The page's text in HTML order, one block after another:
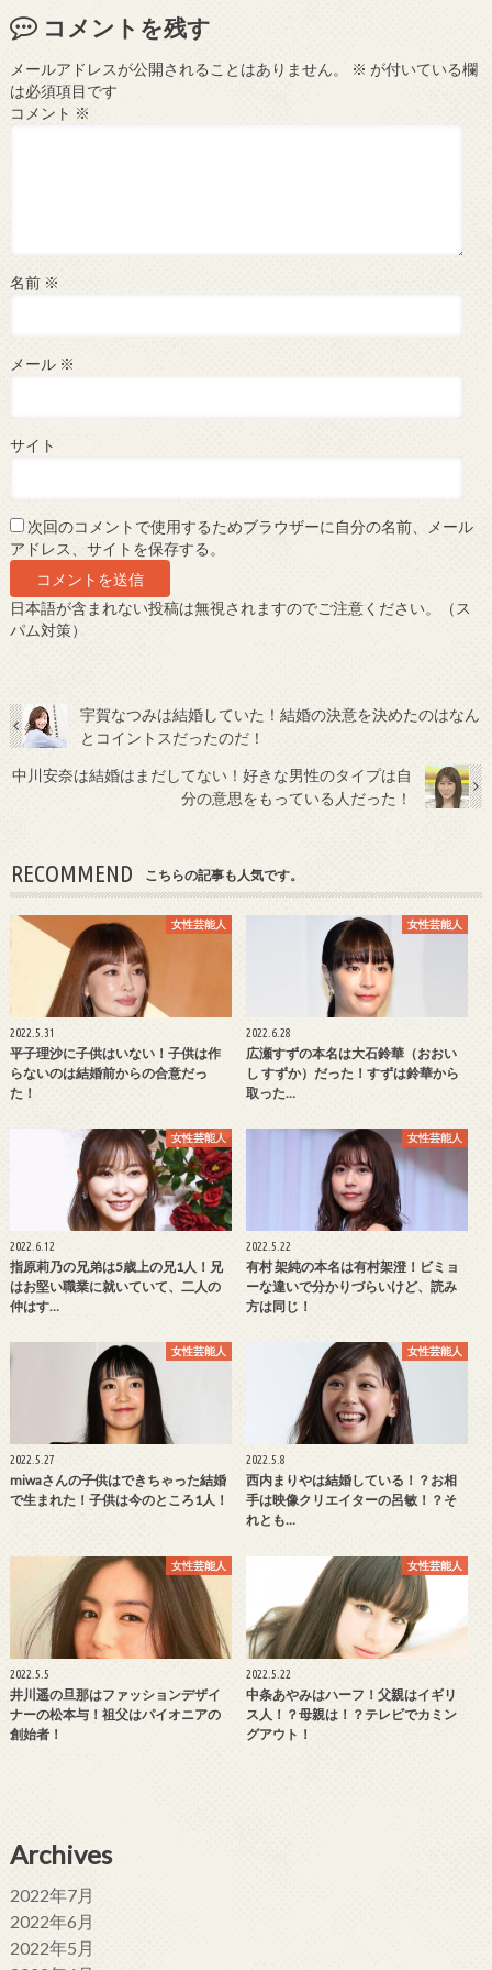
コメントを残す
メールアドレスが公開されることはありません。 ※ が付いている欄
は必須項目です
コメント ※
名前 ※
メール ※
サイト
次回のコメントで使用するためブラウザーに自分の名前、メール
アドレス、サイトを保存する。
日本語が含まれない投稿は無視されますのでご注意ください。（ス
パム対策）
宇賀なつみは結婚していた！結婚の決意を決めたのはなん
とコイントスだったのだ！
中川安奈は結婚はまだしてない！好きな男性のタイプは自
分の意思をもっている人だった！
RECOMMEND こちらの記事も人気です。
女性芸能人
2022.5.31
平子理沙に子供はいない！子供は作
らないのは結婚前からの合意だっ
た！
女性芸能人
2022.6.28
広瀬すずの本名は大石鈴華（おおい
し すずか）だった！すずは鈴華から
取った…
女性芸能人
2022.6.12
指原莉乃の兄弟は5歳上の兄1人！兄
はお堅い職業に就いていて、二人の
仲はす…
女性芸能人
2022.5.22
有村 架純の本名は有村架澄！ビミョ
ーな違いで分かりづらいけど、読み
方は同じ！
女性芸能人
2022.5.27
miwaさんの子供はできちゃった結婚
で生まれた！子供は今のところ1人！
女性芸能人
2022.5.8
西内まりやは結婚している！？お相
手は映像クリエイターの呂敏！？そ
れとも…
女性芸能人
2022.5.5
井川遥の旦那はファッションデザイ
ナーの松本与！祖父はパイオニアの
創始者！
女性芸能人
2022.5.22
中条あやみはハーフ！父親はイギリ
ス人！？母親は！？テレビでカミン
グアウト！
Archives
2022年7月
2022年6月
2022年5月